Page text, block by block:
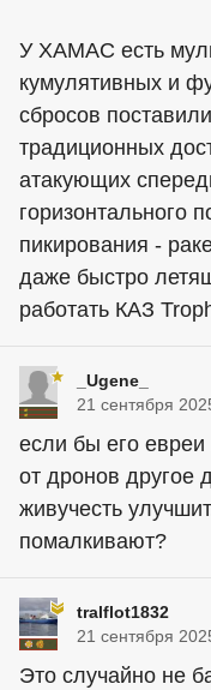
У ХАМАС есть
кумулятивных и
сбросов
традиционных
атакующих
горизонтального
пикирования -
даже быстро
работать КАЗ
_Ugene_
21 сентября
если бы его
от дронов другое
живучесть
помалкивают?
tralflot1832
21 сентября
Это случайно не